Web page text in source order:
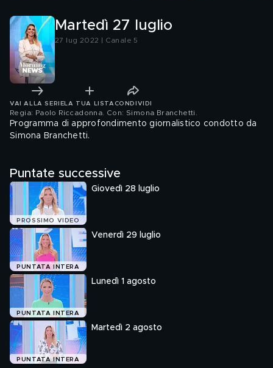
Martedì 27 luglio
27 lug 2022 | Canale 5
VAI ALLA SERIE LA TUA LISTA CONDIVIDI
Regia: Paolo Riccadonna. Con: Simona Branchetti
Programma di approfondimento giornalistico condotto da
Simona Branchetti.
Puntate successive
PROSSIMO VIDEO
Giovedì 28 luglio
PUNTATA INTERA
Venerdì 29 luglio
PUNTATA INTERA
Lunedì 1 agosto
PUNTATA INTERA
Martedì 2 agosto